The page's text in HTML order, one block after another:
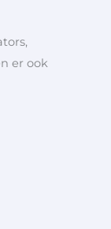
er ook